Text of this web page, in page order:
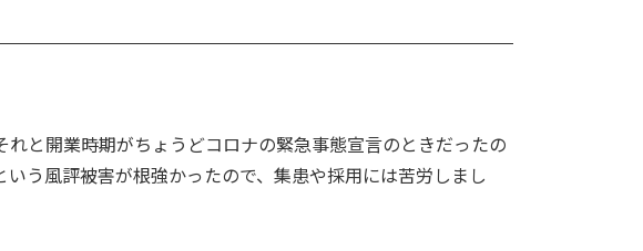
と開業時期がちょうどコロナの緊急事態宣言のときだったの
う風評被害が根強かったので、集患や採用には苦労しまし